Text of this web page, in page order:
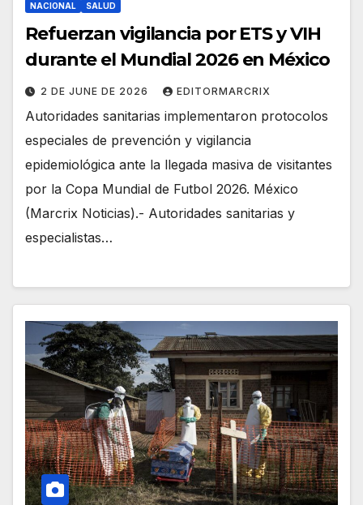
NACIONAL SALUD
Refuerzan vigilancia por ETS y VIH
durante el Mundial 2026 en México
2 DE JUNE DE 2026 EDITORMARCRIX
Autoridades sanitarias implementaron protocolos
especiales de prevención y vigilancia
epidemiológica ante la llegada masiva de visitantes
por la Copa Mundial de Futbol 2026. México
(Marcrix Noticias).- Autoridades sanitarias y
especialistas…